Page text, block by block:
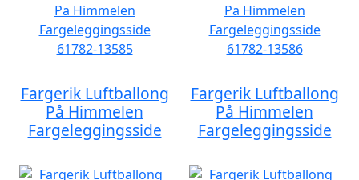
Fargerik Luftballong
På Himmelen
Fargeleggingsside
Fargerik Luftballong
På Himmelen
Fargeleggingsside